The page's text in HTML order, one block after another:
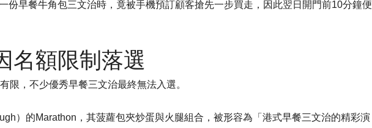
份早餐牛角包三文治時，竟被手機預訂顧客搶先一步買走，因此翌日開門前10分鐘便
名額限制落選
限，不少優秀早餐三文治最終無法入選。
）的Marathon，其菠蘿包夾炒蛋與火腿組合，被形容為「港式早餐三文治的精彩演